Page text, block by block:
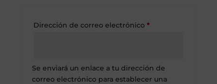
Dirección de correo electrónico *Obligatorio
Se enviará un enlace a tu dirección de
correo electrónico para establecer una